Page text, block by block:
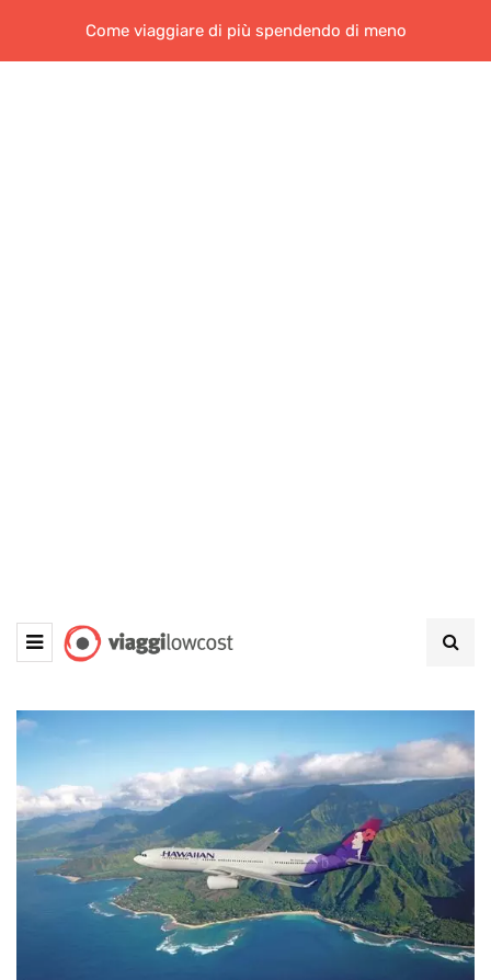
Come viaggiare di più spendendo di meno